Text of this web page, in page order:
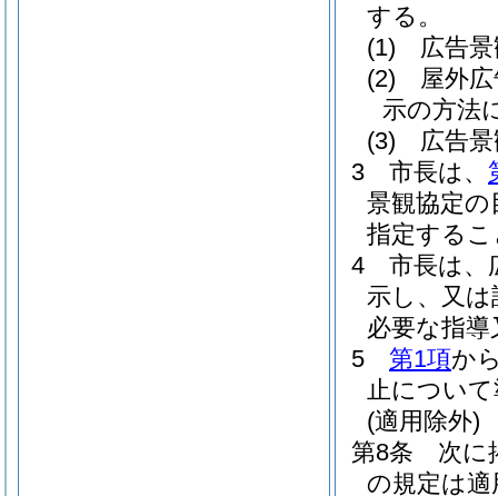
する。
(1)
広告
(2)
屋外
示の方法
(3)
広告
3
市長は、
景観協定
指定する
4
市長は、
示し、又
必要な指
5
第1項か
止につい
(適用除外)
第8条
次に
の規定は